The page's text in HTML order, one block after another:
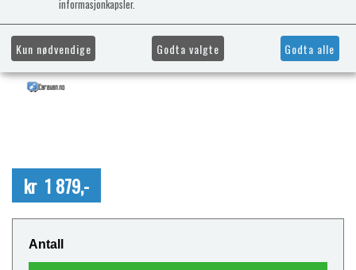
kr 1 879,-
Antall
informasjonkapsler.
Kun nødvendige Godta valgte Godta alle